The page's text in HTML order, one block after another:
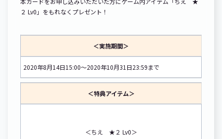
２ Lv0」をもれなくプレゼント！
＜実施期間＞
2020年8月14日15:00～2020年10月31日23:59まで
＜特典アイテム＞
＜ちえ ★２ Lv0＞